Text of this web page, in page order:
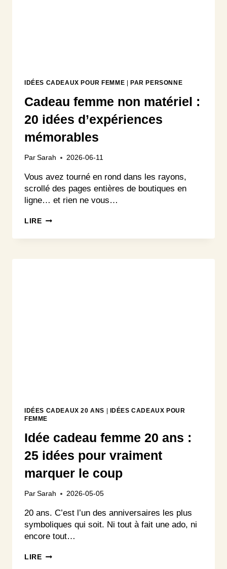
IDÉES CADEAUX POUR FEMME |PAR PERSONNE
Cadeau femme non matériel :
20 idées d’expériences
mémorables
Par Sarah 2026-06-11
Vous avez tourné en rond dans les rayons,
scrollé des pages entières de boutiques en
ligne… et rien ne vous…
LIRECADEAU
NON
IDÉES CADEAUX 20 ANS | IDÉES CADEAUX POUR
FEMME
Idée cadeau femme 20 ans :
25 idées pour vraiment
marquer le coup
Par Sarah 2026-05-05
20 ans. C’est l’un des anniversaires les plus
symboliques qui soit. Ni tout à fait une ado, ni
encore tout…
LIREIDÉE